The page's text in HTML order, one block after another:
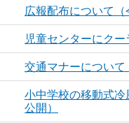
広報配布について（
児童センターにクー
交通マナーについて
小中学校の移動式冷
公開）